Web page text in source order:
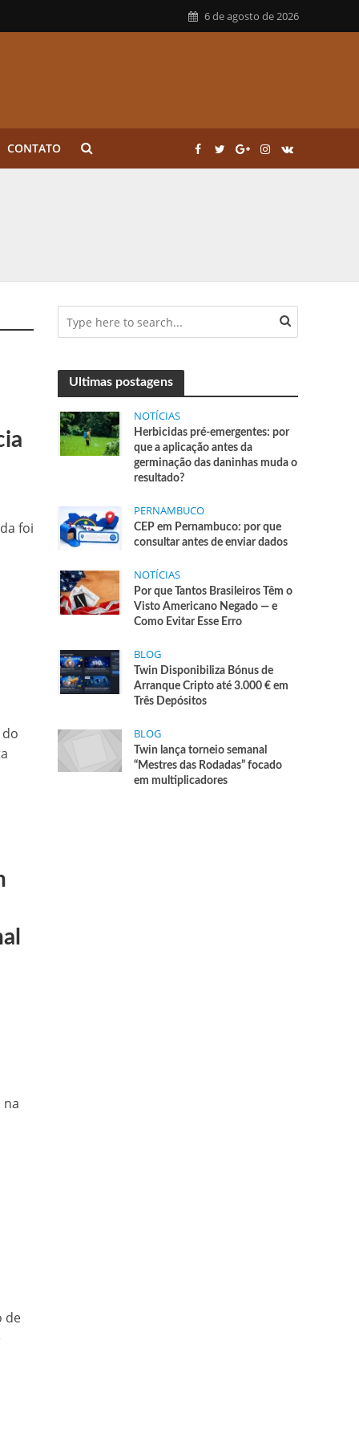
6 de agosto de 2026
CONTATO
foi
na
de
Ultimas postagens
NOTÍCIAS
Herbicidas pré-emergentes: por
que a aplicação antes da
germinação das daninhas muda o
resultado?
PERNAMBUCO
CEP em Pernambuco: por que
consultar antes de enviar dados
NOTÍCIAS
Por que Tantos Brasileiros Têm o
Visto Americano Negado — e
Como Evitar Esse Erro
BLOG
Twin Disponibiliza Bónus de
Arranque Cripto até 3.000 € em
Três Depósitos
BLOG
Twin lança torneio semanal
“Mestres das Rodadas” focado
em multiplicadores